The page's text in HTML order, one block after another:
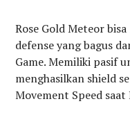
Rose Gold Meteor
defense yang bagus
Game. Memiliki pasif
menghasilkan shield
Movement Speed saat